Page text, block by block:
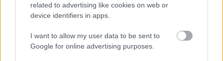
related to advertising like cookies on web or
device identifiers in apps.
I want to allow my user data to be sent to
Google for online advertising purposes.
Másfélszeresére bővítik
Hódmezővásárhely jó hírű református